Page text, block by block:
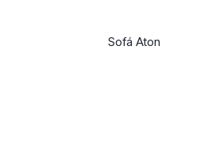
Sofá Aton